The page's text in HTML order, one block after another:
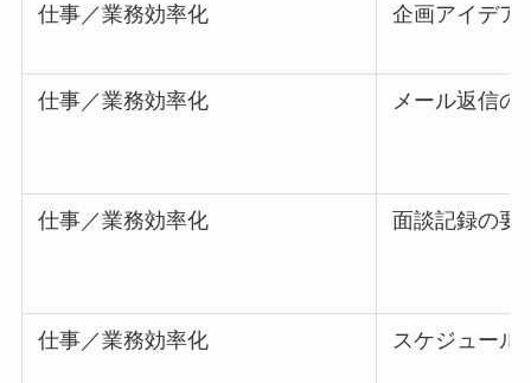
仕事／業務効率化 企画アイデア
仕事／業務効率化 メール返信の
仕事／業務効率化 面談記録の要
仕事／業務効率化 スケジュール